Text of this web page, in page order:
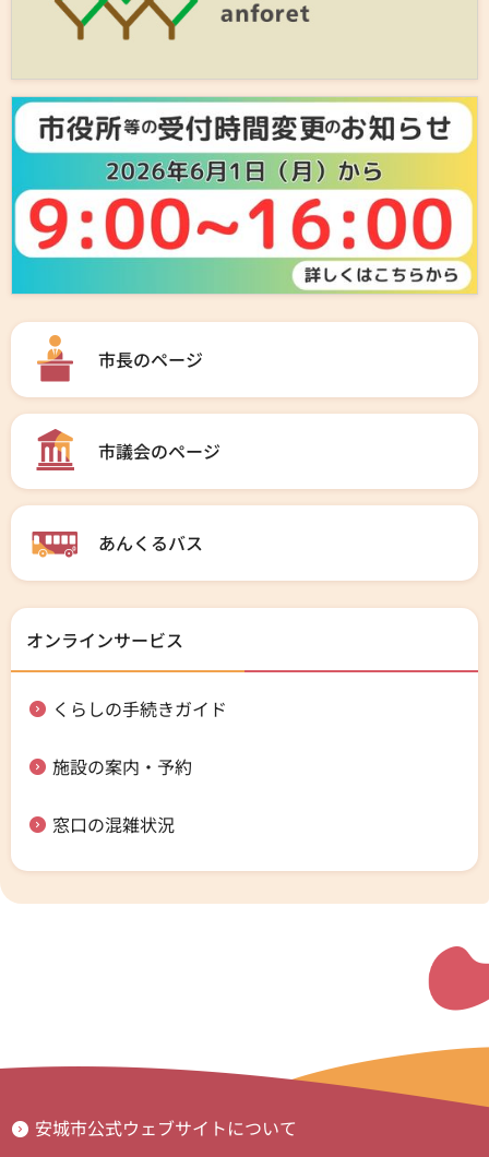
市長のページ
市議会のページ
あんくるバス
オンラインサービス
くらしの手続きガイド
施設の案内・予約
窓口の混雑状況
安城市公式ウェブサイトについて